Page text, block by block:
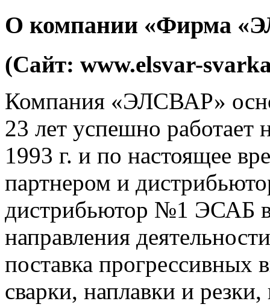
О компании «Фирма
(Cайт: www.elsvar-
Компания «ЭЛСВАР»
23 лет успешно
1993 г. и по настоящее
партнером и
дистрибьютор №1 ЭСАБ
направления
поставка прогрессивных
сварки, наплавки и